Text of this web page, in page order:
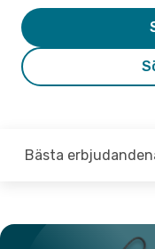
Bästa